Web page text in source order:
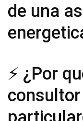
de una
⚡ ¿Por